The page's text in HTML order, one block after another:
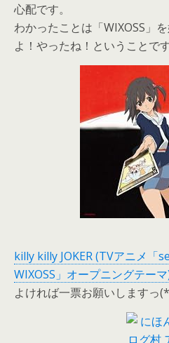
心配です。
わかったことは「WIXOSS」
よ！やったね！ということです
killy killy JOKER (TVアニメ「
WIXOSS」オープニングテー
よければ一票お願いしますっ